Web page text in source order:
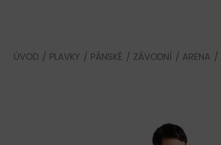
ÚVOD / PLAVKY / PÁNSKÉ / ZÁVODNÍ / ARENA /